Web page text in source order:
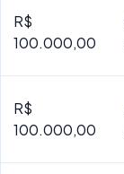
R$
100.000,00
R$
100.000,00